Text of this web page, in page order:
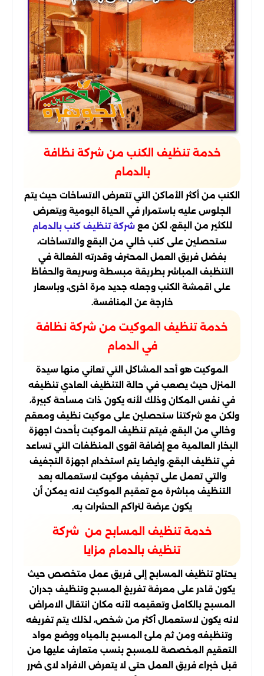
خدمة تنظيف الكنب من شركة نظافة
بالدمام
الكنب من أكثر الأماكن التي تتعرض الاتساخات حيث يتم
الجلوس عليه باستمرار في الحياة اليومية ويتعرض
للكثير من البقع، لكن معشركة تنظيف كنب بالدمام
ستحصلين على كنب خالي من البقع والاتساخات،
بفضل فريق العمل المحترف وقدرته الفعالة في
التنظيف المباشر بطريقة مبسطة وسريعة والحفاظ
على اقمشة الكنب وجعله جديد مرة اخرى، وباسعار
خارجة عن المنافسة.
خدمة تنظيف الموكيت من شركة نظافة
في الدمام
الموكيت هو أحد المشاكل التي تعاني منها سيدة
المنزل حيث يصعب في حالة التنظيف العادي تنظيفه
في نفس المكان وذلك لأنه يكون ذات مساحة كبيرة،
ولكن مع شركتنا ستحصلين على موكيت نظيف ومعقم
وخالي من البقع، فيتم تنظيف الموكيت بأحدث اجهزة
البخار العالمية مع إضافة اقوى المنظفات التي تساعد
في تنظيف البقع، وايضا يتم استخدام اجهزة التجفيف
والتي تعمل على تجفيف موكيت لاستعماله بعد
التنظيف مباشرة مع تعقيم الموكيت لانه يمكن أن
يكون عرضة لتراكم الحشرات به.
خدمة تنظيف المسابح من شركة
تنظيف بالدمام مزايا
يحتاج تنظيف المسابح إلى فريق عمل متخصص حيث
يكون قادر على معرفة تفريغ المسبح وتنظيف جدران
المسبح بالكامل وتعقيمه لأنه مكان انتقال الامراض
لانه يكون لاستعمال أكثر من شخص، لذلك يتم تفريغه
وتنظيفه ومن ثم ملئ المسبح بالمياه ووضع مواد
التعقيم المخصصة للمسبح بنسب متعارف عليها من
قبل خبراء فريق العمل حتى لا يتعرض الافراد لاى ضرر